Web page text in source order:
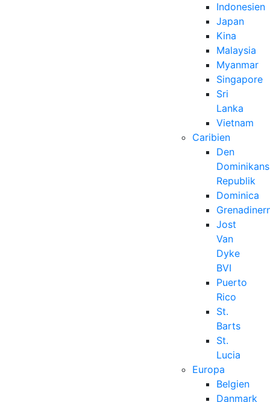
Indonesien
Japan
Kina
Malaysia
Myanmar
Singapore
Sri
Lanka
Vietnam
Caribien
Den
Republik
Dominica
Jost
Van
Dyke
BVI
Puerto
Rico
St.
Barts
St.
Lucia
Europa
Belgien
Danmark